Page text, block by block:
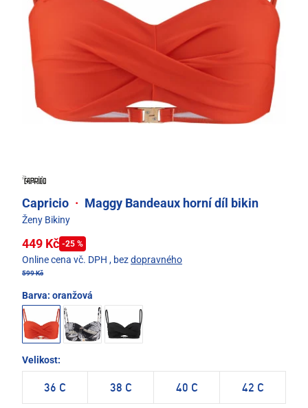
Capricio · Maggy Bandeaux horní díl bikin
Ženy Bikiny
449 Kč -25 %
Online cena vč. DPH , bezdopravného
599 Kč
Barva: oranžová
Velikost:
36 C 38 C 40 C 42 C